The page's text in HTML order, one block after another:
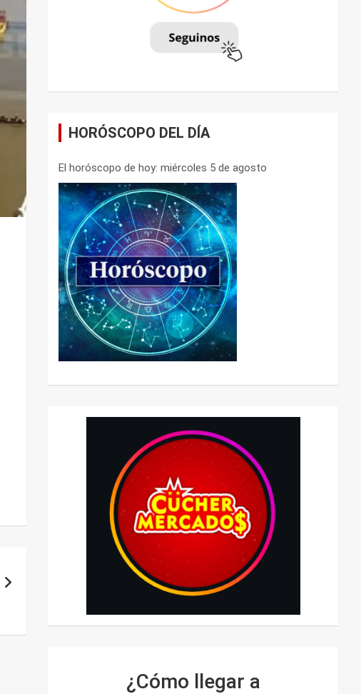
HORÓSCOPO DEL DÍA
El horóscopo de hoy: miércoles 5 de agosto
¿Cómo llegar a